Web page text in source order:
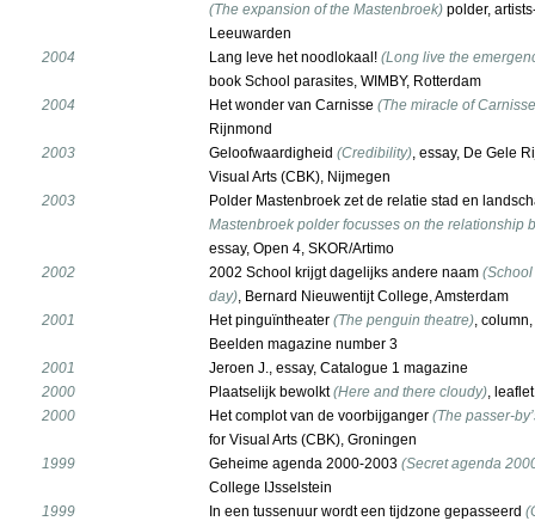
(The expansion of the Mastenbroek) polder,
Leeuwarden
2004
Lang leve het noodlokaal! (Long live the
book School parasites, WIMBY, Rotterdam
2004
Het wonder van Carnisse (The miracle of
Rijnmond
2003
Geloofwaardigheid (Credibility), essay, De Gele
Visual Arts (CBK), Nijmegen
2003
Polder Mastenbroek zet de relatie stad en
Mastenbroek polder focusses on the relationship
essay, Open 4, SKOR/Artimo
2002
2002 School krijgt dagelijks andere naam
day), Bernard Nieuwentijt College, Amsterdam
2001
Het pinguïntheater (The penguin theatre), column,
Beelden magazine number 3
2001
Jeroen J., essay, Catalogue 1 magazine
2000
Plaatselijk bewolkt(Here and there cloudy),
2000
Het complot van de voorbijganger (The passer-
for Visual Arts (CBK), Groningen
1999
Geheime agenda 2000-2003 (Secret agenda
College IJsselstein
1999
In een tussenuur wordt een tijdzone gepasseerd